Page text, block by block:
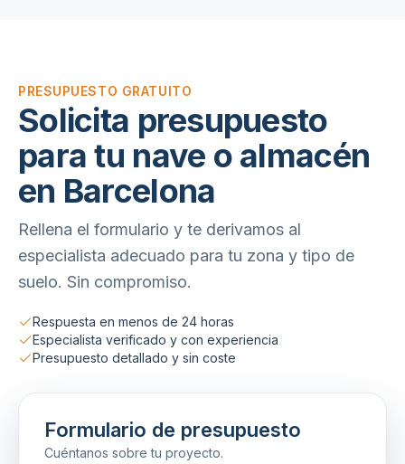
PRESUPUESTO GRATUITO
Solicita presupuesto
para tu nave o almacén
en Barcelona
Rellena el formulario y te derivamos al
especialista adecuado para tu zona y tipo de
suelo. Sin compromiso.
Respuesta en menos de 24 horas
Especialista verificado y con experiencia
Presupuesto detallado y sin coste
Formulario de presupuesto
Cuéntanos sobre tu proyecto.